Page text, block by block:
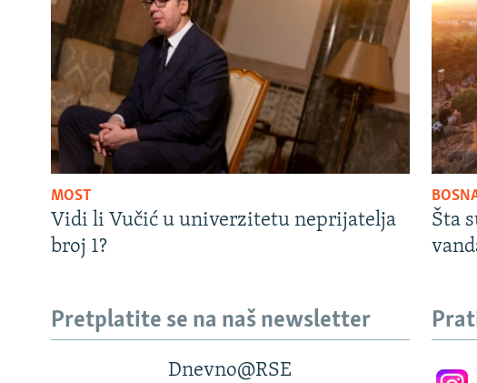
MOST
Vidi li Vučić u univerzitetu neprijatelja
broj 1?
Šta
Pretplatite se na naš newsletter
Dnevno@RSE